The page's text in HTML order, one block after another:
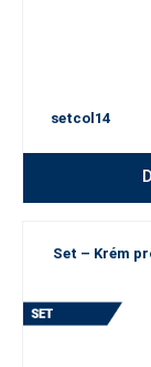
setcol14
Set – Krém